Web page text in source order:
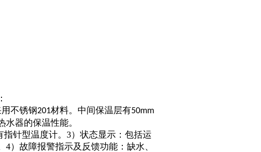
不锈钢201材料。中间保温层有50mm
器的保温性能。
针型温度计。3）状态显示：包括运
）故障报警指示及反馈功能：缺水、